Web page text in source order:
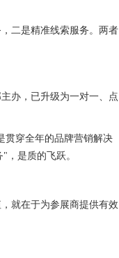
二是精准线索服务。两者
办，已升级为一对一、点
贯穿全年的品牌营销解决
是质的飞跃。
就在于为参展商提供有效